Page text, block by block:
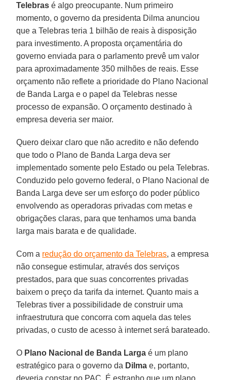
Telebras é algo preocupante. Num primeiro
momento, o governo da presidenta Dilma anunciou
que a Telebras teria 1 bilhão de reais à disposição
para investimento. A proposta orçamentária do
governo enviada para o parlamento prevê um valor
para aproximadamente 350 milhões de reais. Esse
orçamento não reflete a prioridade do Plano Nacional
de Banda Larga e o papel da Telebras nesse
processo de expansão. O orçamento destinado à
empresa deveria ser maior.
Quero deixar claro que não acredito e não defendo
que todo o Plano de Banda Larga deva ser
implementado somente pelo Estado ou pela Telebras.
Conduzido pelo governo federal, o Plano Nacional de
Banda Larga deve ser um esforço do poder público
envolvendo as operadoras privadas com metas e
obrigações claras, para que tenhamos uma banda
larga mais barata e de qualidade.
Com a redução do orçamento da Telebras, a empresa
não consegue estimular, através dos serviços
prestados, para que suas concorrentes privadas
baixem o preço da tarifa da internet. Quanto mais a
Telebras tiver a possibilidade de construir uma
infraestrutura que concorra com aquela das teles
privadas, o custo de acesso à internet será barateado.
O Plano Nacional de Banda Larga é um plano
estratégico para o governo da Dilma e, portanto,
deveria constar no PAC. É estranho que um plano